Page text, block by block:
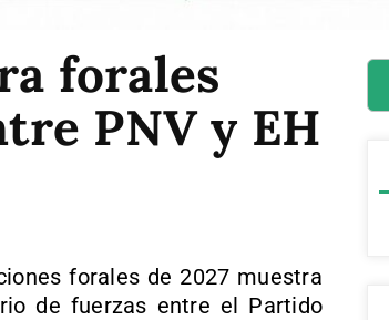
forales
PNV y EH
forales de 2027 muestra
de fuerzas entre el Partido